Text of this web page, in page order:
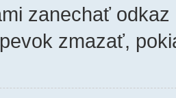
zanechať
zmazať,